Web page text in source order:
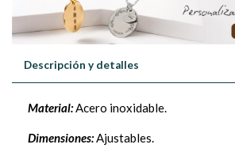
Descripción y detalles
Material:Acero inoxidable.
Dimensiones:Ajustables.